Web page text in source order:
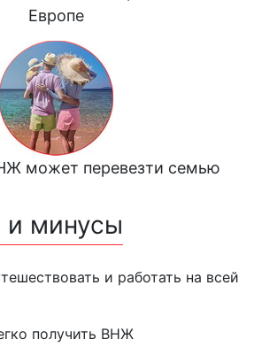
Европе
может перевезти семью
минусы
и работать на всей
получить ВНЖ